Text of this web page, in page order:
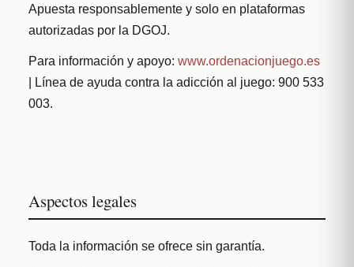
Apuesta responsablemente y solo en plataformas
autorizadas por la DGOJ.
Para información y apoyo: www.ordenacionjuego.es
| Línea de ayuda contra la adicción al juego: 900 533
003.
Aspectos legales
Toda la información se ofrece sin garantía.